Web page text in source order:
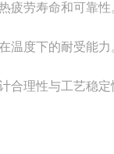
疲劳寿命和可靠性
温度下的耐受能力
合理性与工艺稳定